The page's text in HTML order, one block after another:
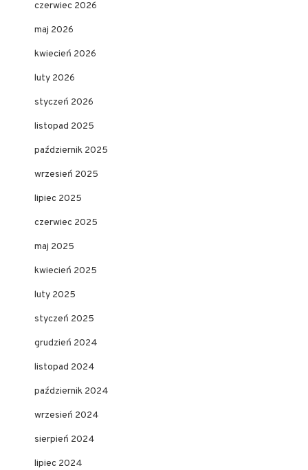
czerwiec 2026
maj 2026
kwiecień 2026
luty 2026
styczeń 2026
listopad 2025
październik 2025
wrzesień 2025
lipiec 2025
czerwiec 2025
maj 2025
kwiecień 2025
luty 2025
styczeń 2025
grudzień 2024
listopad 2024
październik 2024
wrzesień 2024
sierpień 2024
lipiec 2024